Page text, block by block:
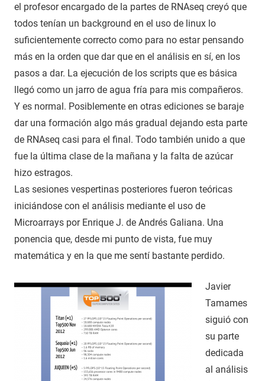
el profesor encargado de la partes de RNAseq creyó que
todos tenían un background en el uso de linux lo
suficientemente correcto como para no estar pensando
más en la orden que dar que en el análisis en sí, en los
pasos a dar. La ejecución de los scripts que es básica
llegó como un jarro de agua fría para mis compañeros.
Y es normal. Posiblemente en otras ediciones se baraje
dar una formación algo más gradual dejando esta parte
de RNAseq casi para el final. Todo también unido a que
fue la última clase de la mañana y la falta de azúcar
hizo estragos.
Las sesiones vespertinas posteriores fueron teóricas
iniciándose con el análisis mediante el uso de
Microarrays por Enrique J. de Andrés Galiana. Una
ponencia que, desde mi punto de vista, fue muy
matemática y en la que me sentí bastante perdido.
Javier
Tamames
siguió con
su parte
dedicada
al análisis